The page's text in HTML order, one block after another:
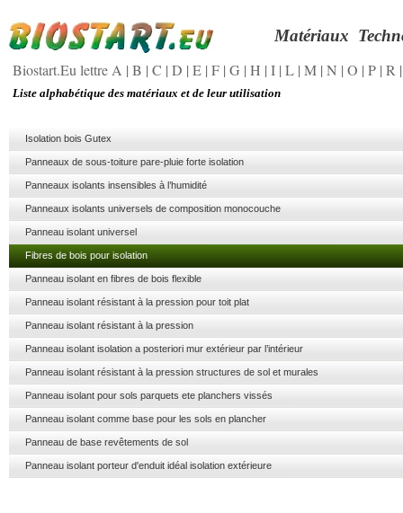
Isolation bois Gutex
Panneaux de sous-toiture pare-pluie forte isolation
Panneaux isolants insensibles à l’humidité
Panneaux isolants universels de composition monocouche
Panneau isolant universel
Fibres de bois pour isolation
Panneau isolant en fibres de bois flexible
Panneau isolant résistant à la pression pour toit plat
Panneau isolant résistant à la pression
Panneau isolant isolation a posteriori mur extérieur par l’intérieur
Panneau isolant résistant à la pression structures de sol et murales
Panneau isolant pour sols parquets ete planchers vissés
Panneau isolant comme base pour les sols en plancher
Panneau de base revêtements de sol
Panneau isolant porteur d'enduit idéal isolation extérieure
Liste alphabétique des matériaux et de leur utilisation
Biostart.Eu lettre A | B | C | D | E | F | G | H | I | L | M | N | O | P | R
Matériaux